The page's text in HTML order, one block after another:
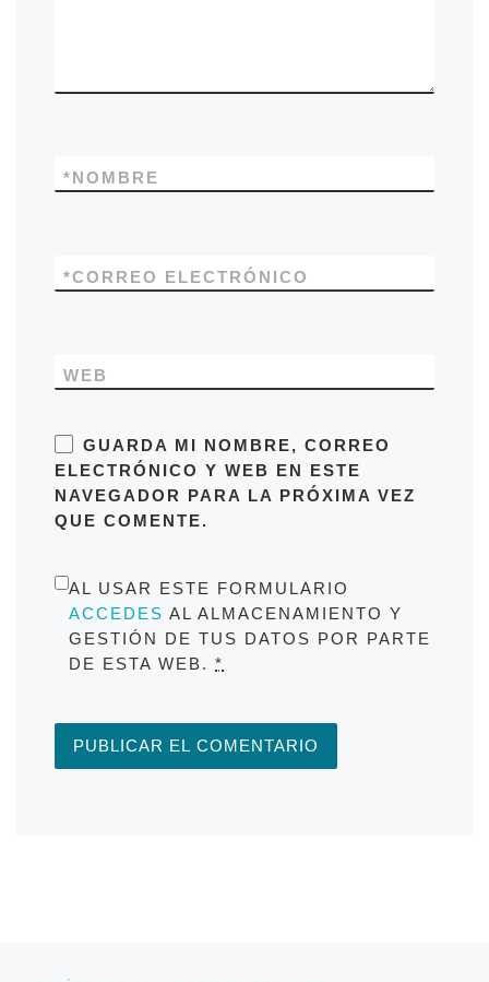
NOMBRE
*
CORREO ELECTRÓNICO
*
WEB
GUARDA MI NOMBRE, CORREO
ELECTRÓNICO Y WEB EN ESTE
NAVEGADOR PARA LA PRÓXIMA VEZ
QUE COMENTE.
AL USAR ESTE FORMULARIO
ACCEDES AL ALMACENAMIENTO Y
GESTIÓN DE TUS DATOS POR PARTE
DE ESTA WEB. *